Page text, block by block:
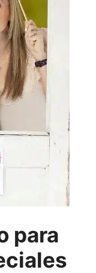
para